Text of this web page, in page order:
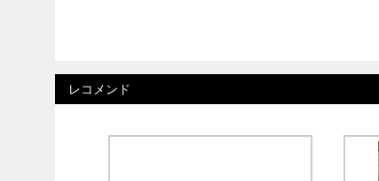
レコメンド